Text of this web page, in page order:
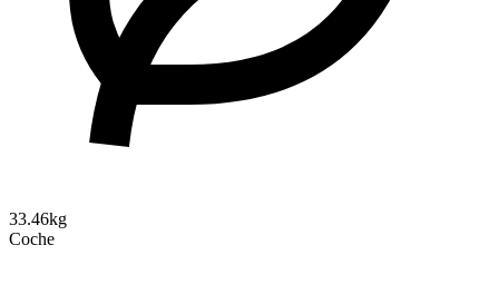
33.46kg
Coche